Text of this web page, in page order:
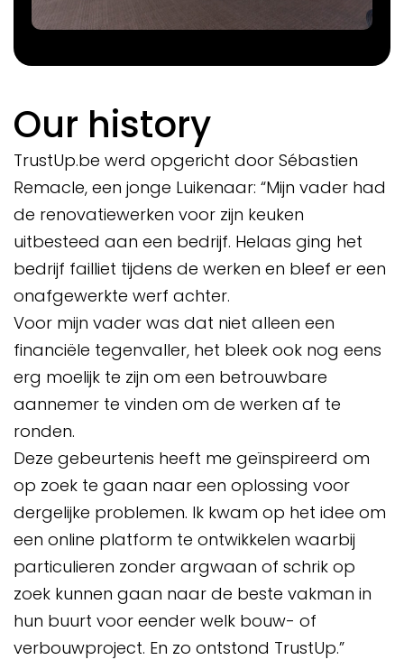
Our history
TrustUp.be werd opgericht door Sébastien
Remacle, een jonge Luikenaar: “Mijn vader had
de renovatiewerken voor zijn keuken
uitbesteed aan een bedrijf. Helaas ging het
bedrijf failliet tijdens de werken en bleef er een
onafgewerkte werf achter.
Voor mijn vader was dat niet alleen een
financiële tegenvaller, het bleek ook nog eens
erg moelijk te zijn om een betrouwbare
aannemer te vinden om de werken af te
ronden.
Deze gebeurtenis heeft me geïnspireerd om
op zoek te gaan naar een oplossing voor
dergelijke problemen. Ik kwam op het idee om
een online platform te ontwikkelen waarbij
particulieren zonder argwaan of schrik op
zoek kunnen gaan naar de beste vakman in
hun buurt voor eender welk bouw- of
verbouwproject. En zo ontstond TrustUp.”